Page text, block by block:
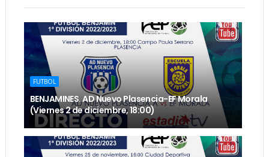
FUTBOL
BENJAMINES. AD Nuevo Plasencia-EF Morala
(Viernes 2 de diciembre, 18:00)